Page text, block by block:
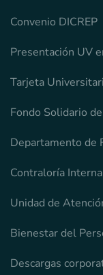
Convenio DICREP
Presentación UV
Tarjeta
Fondo Solidario
Departamento de
Contraloría Interna
Unidad de
Bienestar del
Descargas